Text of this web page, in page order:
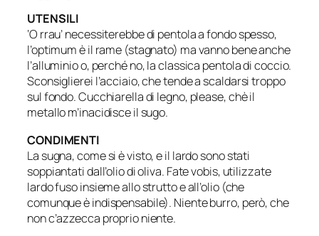
UTENSILI
‘O rrau’ necessiterebbe di pentola a fondo spesso,
l’optimum è il rame (stagnato) ma vanno bene anche
l’alluminio o, perché no, la classica pentola di coccio.
Sconsiglierei l’acciaio, che tende a scaldarsi troppo
sul fondo. Cucchiarella di legno, please, chè il
metallo m’inacidisce il sugo.
CONDIMENTI
La sugna, come si è visto, e il lardo sono stati
soppiantati dall’olio di oliva. Fate vobis, utilizzate
lardo fuso insieme allo strutto e all’olio (che
comunque è indispensabile). Niente burro, però, che
non c’azzecca proprio niente.